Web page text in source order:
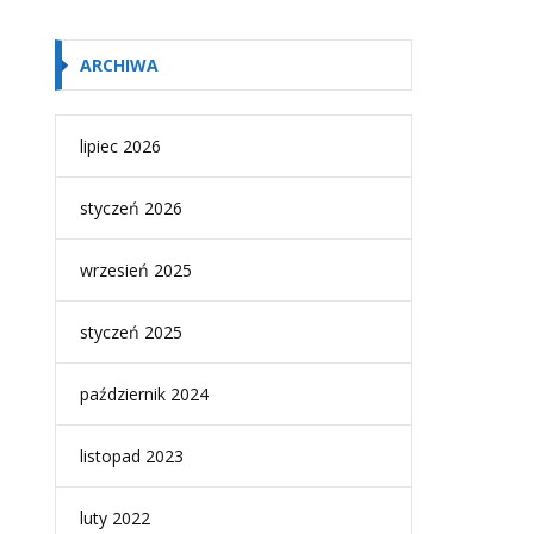
ARCHIWA
lipiec 2026
styczeń 2026
wrzesień 2025
styczeń 2025
październik 2024
listopad 2023
luty 2022